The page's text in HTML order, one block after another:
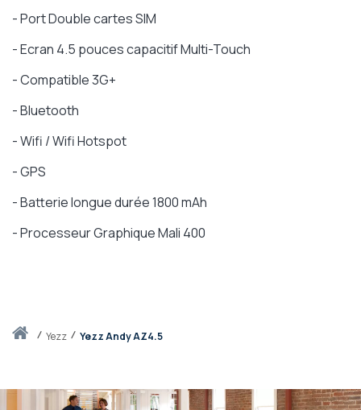
Accueilyezz Yezz Andy AZ4.5
- Port Double cartes SIM
- Ecran 4.5 pouces capacitif Multi-Touch
- Compatible 3G+
- Bluetooth
- Wifi / Wifi Hotspot
- GPS
- Batterie longue durée 1800 mAh
- Processeur Graphique Mali 400